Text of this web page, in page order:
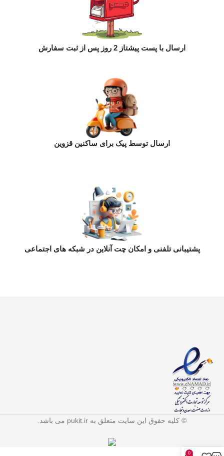
ارسال با پست پیشتاز 2 روز پس از ثبت سفارش
ارسال توسط پیک برای ساکنین قزوین
پشتیبانی تلفنی و امکان چت آنلاین در شبکه های اجتماعی
© کلیه حقوق این سایت متعلق به pukit.ir می باشد.
0